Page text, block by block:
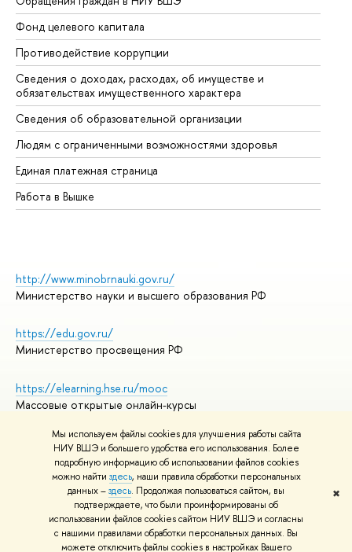
Мы используем файлы cookies для улучшения работы сайта
НИУ ВШЭ и большего удобства его использования. Более
подробную информацию об использовании файлов cookies
можно найти здесь, наши правила обработки персональных
данных –здесь. Продолжая пользоваться сайтом, вы
подтверждаете, что были проинформированы об
использовании файлов cookies сайтом НИУ ВШЭ и согласны
с нашими правилами обработки персональных данных. Вы
можете отключить файлы cookies в настройках Вашего
✖
Фонд целевого капитала
Противодействие коррупции
Сведения о доходах, расходах, об имуществе и
обязательствах имущественного характера
Сведения об образовательной организации
Людям с ограниченными возможностями здоровья
Единая платежная страница
Работа в Вышке
http://www.minobrnauki.gov.ru/
Министерство науки и высшего образования РФ
https://edu.gov.ru/
Министерство просвещения РФ
https://elearning.hse.ru/mooc
Массовые открытые онлайн-курсы
© НИУ ВШЭ 1993–2026
Адреса и контакты
Условия использования материалов
Политика конфиденциальности
Правила применения рекомендательных технологий в НИУ ВШЭ
Карта сайта